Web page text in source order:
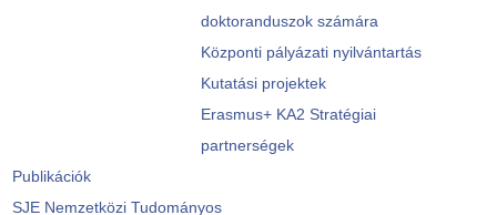
doktoranduszok számára
Központi pályázati nyilvántartás
Kutatási projektek
Erasmus+ KA2 Stratégiai
partnerségek
Publikációk
SJE Nemzetközi Tudományos